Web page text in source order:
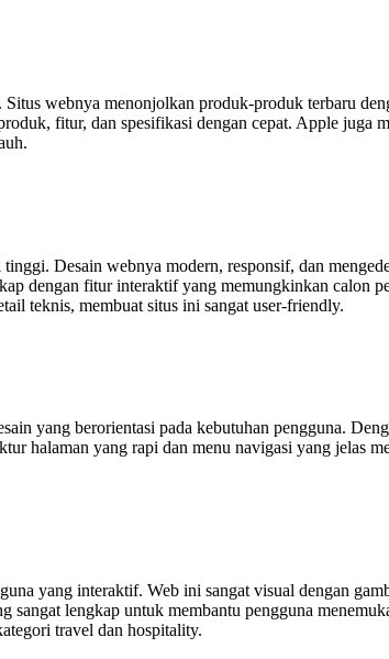
webnya menonjolkan produk-produk terbaru
fitur, dan spesifikasi dengan cepat. Apple juga
Desain webnya modern, responsif, dan
dengan fitur interaktif yang memungkinkan calon
teknis, membuat situs ini sangat user-friendly.
yang berorientasi pada kebutuhan pengguna.
halaman yang rapi dan menu navigasi yang jelas
yang interaktif. Web ini sangat visual dengan
lengkap untuk membantu pengguna
travel dan hospitality.